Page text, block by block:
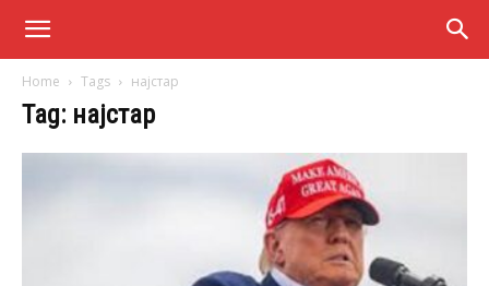
Home Tags најстар
Tag: најстар